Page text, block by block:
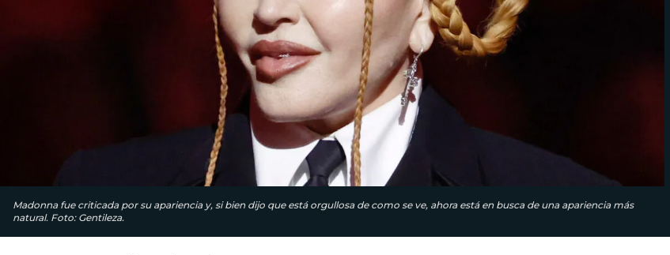
Madonna fue criticada por su apariencia y, si bien dijo que está orgullosa de como se ve, ahora está en busca de una apariencia más
natural. Foto: Gentileza.